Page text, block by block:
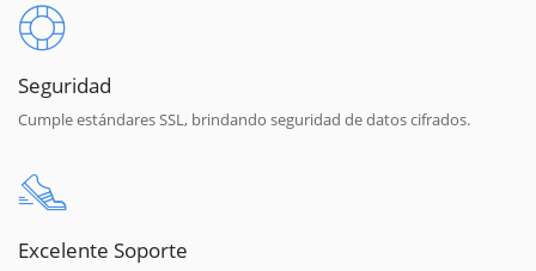
Seguridad
Cumple estándares SSL, brindando seguridad de datos cifrados.
Excelente Soporte